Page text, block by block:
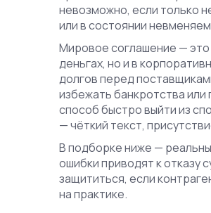
невозможно, если только
или в состоянии
Мировое соглашение — это
деньгах, но и в
долгов перед
избежать банкротства
способ быстро выйти из
— чёткий текст,
В подборке ниже —
ошибки приводят к отказу
защититься, если
на практике.